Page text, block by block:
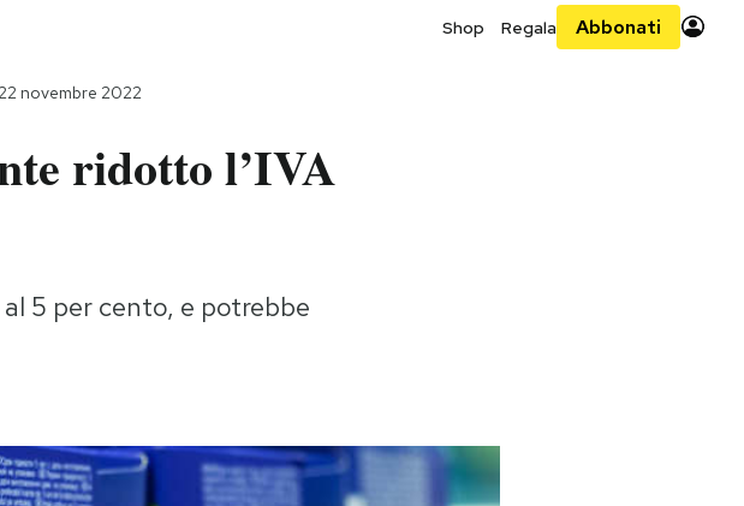
Shop Regala Abbonati
novembre 2022
ridotto l’IVA
5 per cento, e potrebbe